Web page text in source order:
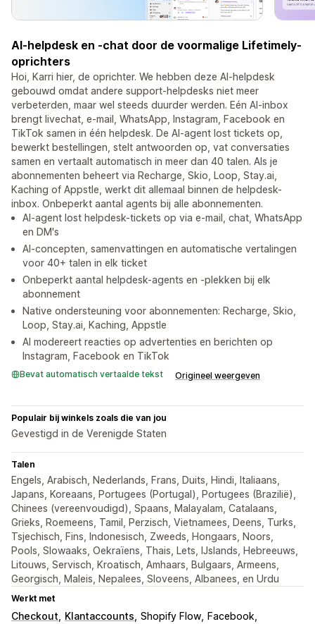
AI-helpdesk en -chat door de voormalige Lifetimely-
oprichters
Hoi, Karri hier, de oprichter. We hebben deze AI-helpdesk
gebouwd omdat andere support-helpdesks niet meer
verbeterden, maar wel steeds duurder werden. Eén AI-inbox
brengt livechat, e-mail, WhatsApp, Instagram, Facebook en
TikTok samen in één helpdesk. De AI-agent lost tickets op,
bewerkt bestellingen, stelt antwoorden op, vat conversaties
samen en vertaalt automatisch in meer dan 40 talen. Als je
abonnementen beheert via Recharge, Skio, Loop, Stay.ai,
Kaching of Appstle, werkt dit allemaal binnen de helpdesk-
inbox. Onbeperkt aantal agents bij alle abonnementen.
AI-agent lost helpdesk-tickets op via e-mail, chat, WhatsApp
en DM's
AI-concepten, samenvattingen en automatische vertalingen
voor 40+ talen in elk ticket
Onbeperkt aantal helpdesk-agents en -plekken bij elk
abonnement
Native ondersteuning voor abonnementen: Recharge, Skio,
Loop, Stay.ai, Kaching, Appstle
AI modereert reacties op advertenties en berichten op
Instagram, Facebook en TikTok
Bevat automatisch vertaalde tekst Origineel weergeven
Populair bij winkels zoals die van jou
Gevestigd in de Verenigde Staten
Talen
Engels, Arabisch, Nederlands, Frans, Duits, Hindi, Italiaans,
Japans, Koreaans, Portugees (Portugal), Portugees (Brazilië),
Chinees (vereenvoudigd), Spaans, Malayalam, Catalaans,
Grieks, Roemeens, Tamil, Perzisch, Vietnamees, Deens, Turks,
Tsjechisch, Fins, Indonesisch, Zweeds, Hongaars, Noors,
Pools, Slowaaks, Oekraïens, Thais, Lets, IJslands, Hebreeuws,
Litouws, Servisch, Kroatisch, Amhaars, Bulgaars, Armeens,
Georgisch, Maleis, Nepalees, Sloveens, Albanees, en Urdu
Werkt met
Checkout Klantaccounts Shopify Flow
Facebook